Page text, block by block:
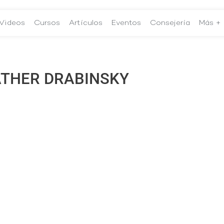
Cursos Artículos Eventos Consejería Más +
DRABINSKY